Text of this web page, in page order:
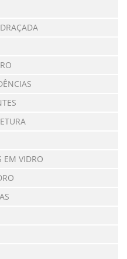
EM VIDRO